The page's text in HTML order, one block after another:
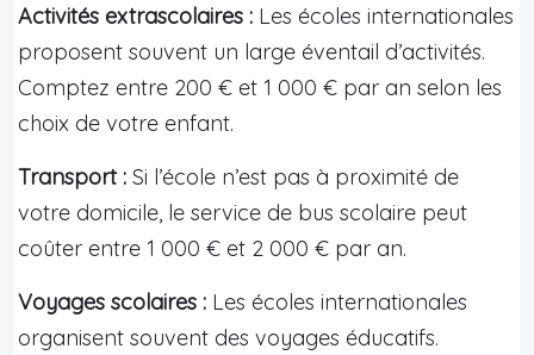
Activités extrascolaires : Les écoles internationales
proposent souvent un large éventail d’activités.
Comptez entre 200 € et 1 000 € par an selon les
choix de votre enfant.
Transport : Si l’école n’est pas à proximité de
votre domicile, le service de bus scolaire peut
coûter entre 1 000 € et 2 000 € par an.
Voyages scolaires : Les écoles internationales
organisent souvent des voyages éducatifs.